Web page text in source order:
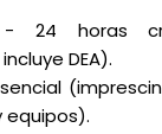
24 horas
DEA).
equipos).